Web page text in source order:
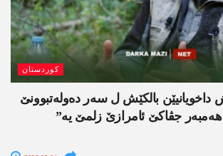
کوردستان
داخویانیێن بالکێش ل سەر دەولەتبوونێ
جڤاکێ ئامرازێ زلمێ یە”